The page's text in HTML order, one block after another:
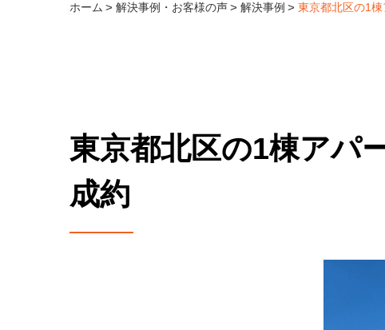
ホーム 解決事例・お客様の声 解決事例 東京都北区の1
東京都北区の1棟アパ
成約